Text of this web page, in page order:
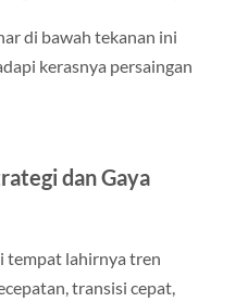
di bawah tekanan ini
kerasnya persaingan
dan Gaya
tempat lahirnya tren
transisi cepat,